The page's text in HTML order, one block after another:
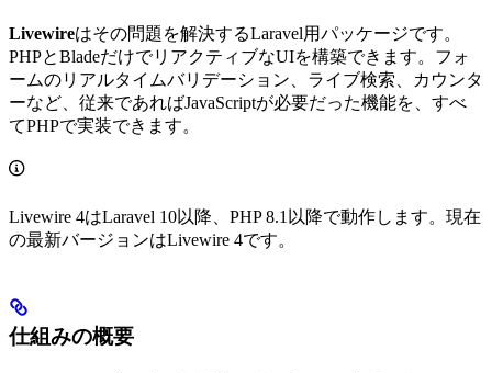
Livewireはその問題を解決するLaravel用パッケージです。
PHPとBladeだけでリアクティブなUIを構築できます。フォ
ームのリアルタイムバリデーション、ライブ検索、カウンタ
ーなど、従来であればJavaScriptが必要だった機能を、すべ
てPHPで実装できます。
Livewire 4はLaravel 10以降、PHP 8.1以降で動作します。現在
の最新バージョンはLivewire 4です。
仕組みの概要